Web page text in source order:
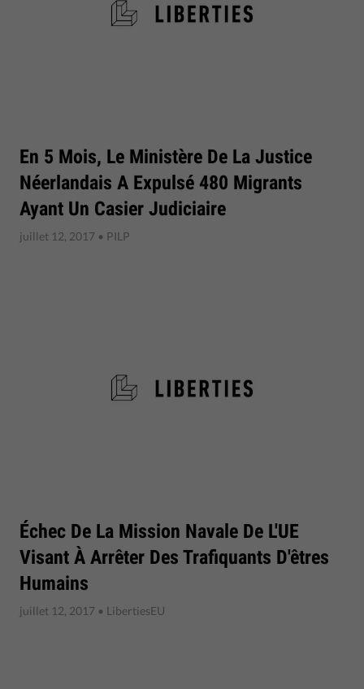
En 5 Mois, Le Ministère De La Justice
Néerlandais A Expulsé 480 Migrants
Ayant Un Casier Judiciaire
juillet 12, 2017 • PILP
Échec De La Mission Navale De L'UE
Visant À Arrêter Des Trafiquants D'êtres
Humains
juillet 12, 2017 • LibertiesEU